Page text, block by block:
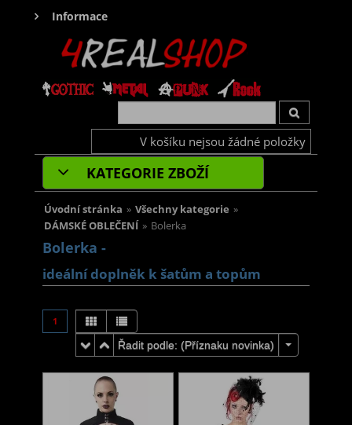
Informace
V košíku nejsou žádné položky
KATEGORIE ZBOŽÍ
Úvodní stránka » Všechny kategorie »
DÁMSKÉ OBLEČENÍ » Bolerka
Bolerka -
ideální doplněk k šatům a topům
1
Řadit podle: (Příznaku novinka)